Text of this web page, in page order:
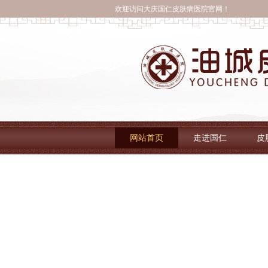
欢迎访问大庆国仁皮肤病医院官网！
网站首页 走进国仁 皮